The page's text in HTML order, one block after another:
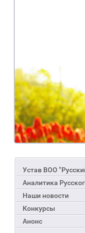
Устав ВОО
Аналитика
Наши новости
Конкурсы
Анонс